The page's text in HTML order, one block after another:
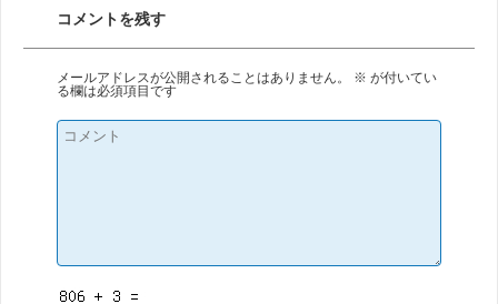
コメントを残す
メールアドレスが公開されることはありません。 ※ が付いてい
る欄は必須項目です